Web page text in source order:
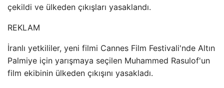
çekildi ve ülkeden çıkışları yasaklandı.
REKLAM
İranlı yetkililer, yeni filmi Cannes Film Festivali'nde Altın
Palmiye için yarışmaya seçilen Muhammed Rasulof'un
film ekibinin ülkeden çıkışını yasakladı.